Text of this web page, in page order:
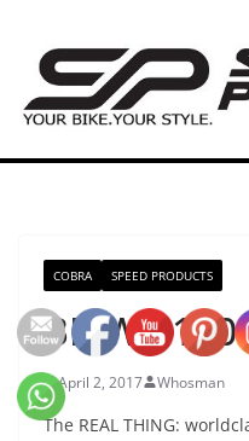
Inhalt
springen
COBRA SPEED PRODUCTS
BMW
April 2, 2017 Whosman
The REAL THING: